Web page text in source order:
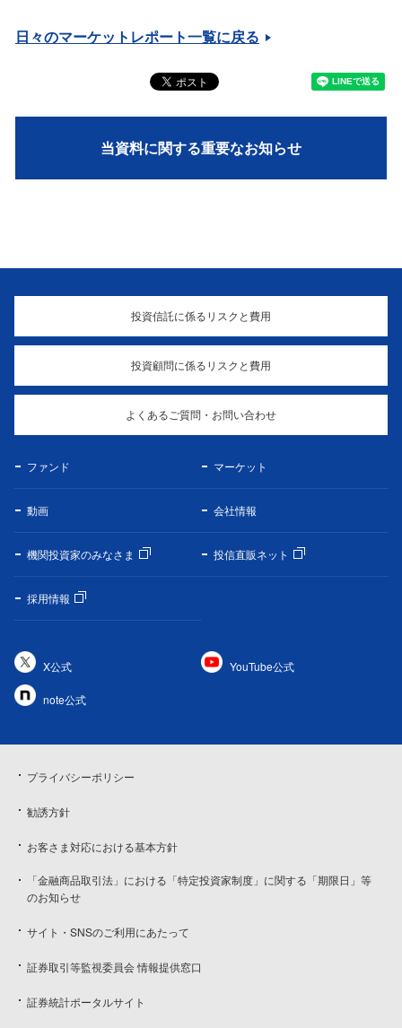
日々のマーケットレポート一覧に戻る
当資料に関する重要なお知らせ
投資信託に係るリスクと費用
投資顧問に係るリスクと費用
よくあるご質問・お問い合わせ
ファンド マーケット
動画 会社情報
機関投資家のみなさま 投信直販ネット
採用情報
X公式 YouTube公式
note公式
プライバシーポリシー
勧誘方針
お客さま対応における基本方針
「金融商品取引法」における「特定投資家制度」に関する「期限日」等
のお知らせ
サイト・SNSのご利用にあたって
証券取引等監視委員会 情報提供窓口
証券統計ポータルサイト